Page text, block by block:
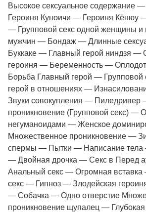
Высокое сексуальное содержание
Героиня Куноичи — Героиня Кёнюу
— Групповой секс одной женщины и
мужчин — Бондаж — Длинные
Буккаке — Главный герой ниндзя
героиня — Беременность —
Борьба Главный герой —
герой в отношениях —
Звуки совокупления — Пиледривер
проникновение (Групповой секс) —
негуманоидами — Женское
Множественное проникновение —
спермы — Пытки — Написание тела
— Двойная дрочка — Секс в Перед
Анальный секс — Огромная
секс — Гипноз — Злодейская
— Собачка — Одно отверстие
проникновение щупалец —